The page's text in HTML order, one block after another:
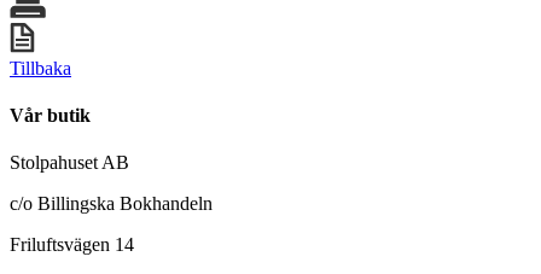
Tillbaka
Vår butik
Stolpahuset AB
c/o Billingska Bokhandeln
Friluftsvägen 14